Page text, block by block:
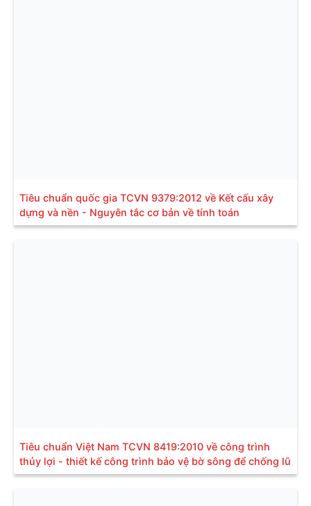
Tiêu chuẩn quốc gia TCVN 9379:2012 về Kết cấu xây
dựng và nền - Nguyên tắc cơ bản về tính toán
Tiêu chuẩn Việt Nam TCVN 8419:2010 về công trình
thủy lợi - thiết kế công trình bảo vệ bờ sông để chống lũ